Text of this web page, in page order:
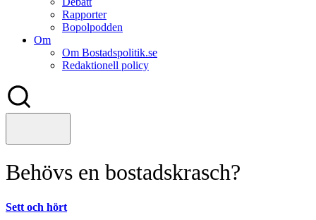
Rapporter
Bopolpodden
Om
Om Bostadspolitik.se
Redaktionell policy
Behövs en bostadskrasch?
Sett och hört